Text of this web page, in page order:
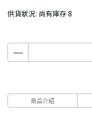
供貨狀況: 尚有庫存 8
商品介紹